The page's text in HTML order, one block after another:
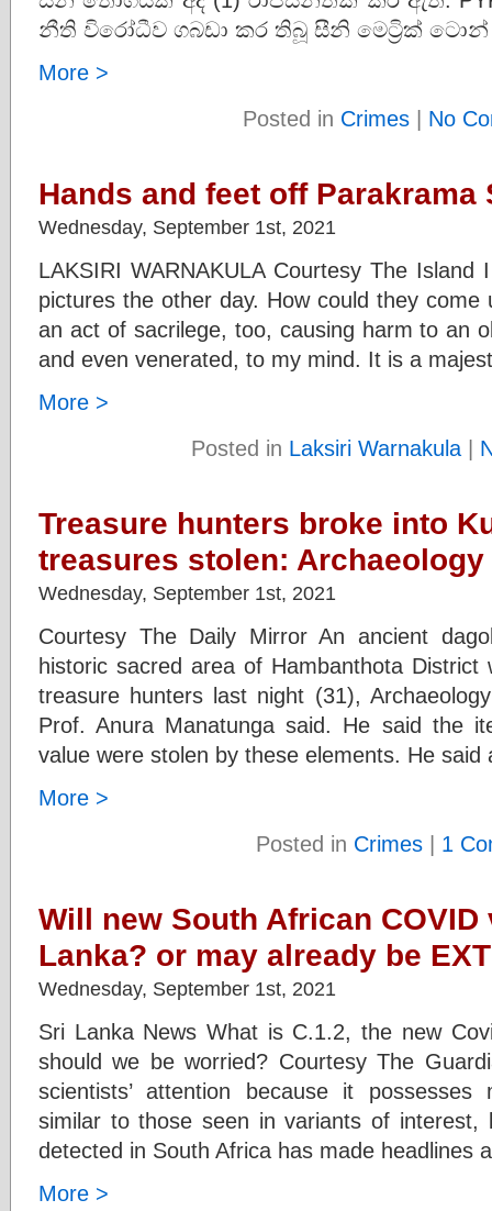
නීති විරෝධීව ගබඩා කර තිබූ සීනි මෙට්‍රික් ටොන්
More >
Posted in Crimes| No
Hands and feet off Parakrama
Wednesday, September 1st, 2021
LAKSIRI WARNAKULA Courtesy The
pictures the other day. How could they
an act of sacrilege, too, causing harm to an
and even venerated, to my mind. It is a
More >
Posted in Laksiri Warnakula|
Treasure hunters broke into
treasures stolen: Archaeology
Wednesday, September 1st, 2021
Courtesy The Daily Mirror An ancient
historic sacred area of Hambanthota
treasure hunters last night (31),
Prof. Anura Manatunga said. He said the
value were stolen by these elements. He
More >
Posted in Crimes| 1
Will new South African
Lanka? or may already be
Wednesday, September 1st, 2021
Sri Lanka News What is C.1.2, the new
should we be worried? Courtesy The
scientists’ attention because it
similar to those seen in variants of interest,
detected in South Africa has made headlines
More >